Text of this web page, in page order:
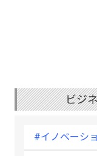
ビジ
#イノベーシ